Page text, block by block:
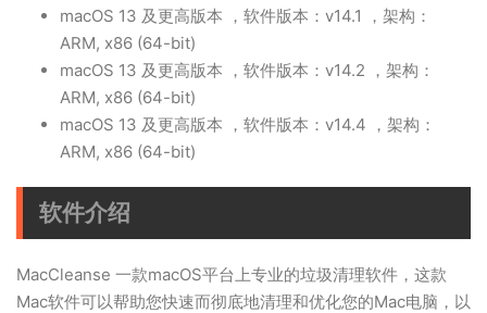
macOS 13 及更高版本 ，软件版本：v14.1 ，架构：
ARM, x86 (64-bit)
macOS 13 及更高版本 ，软件版本：v14.2 ，架构：
ARM, x86 (64-bit)
macOS 13 及更高版本 ，软件版本：v14.4 ，架构：
ARM, x86 (64-bit)
软件介绍
MacCleanse 一款macOS平台上专业的垃圾清理软件，这款
Mac软件可以帮助您快速而彻底地清理和优化您的Mac电脑，以